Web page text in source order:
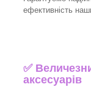
ефективність
✅
аксесуарів